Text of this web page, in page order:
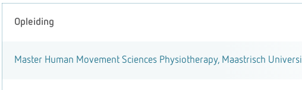
Opleiding
Master Human Movement Sciences Physiotherapy, Maastrisch